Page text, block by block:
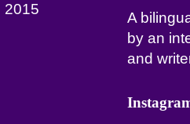
2015
A
by an
and